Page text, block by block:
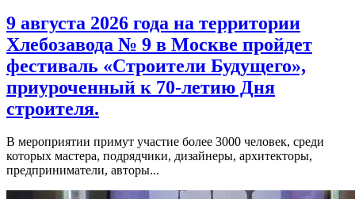
9 августа 2026 года на территории
Хлебозавода № 9 в Москве пройдет
фестиваль «Строители Будущего»,
приуроченный к 70-летию Дня
строителя.
В мероприятии примут участие более 3000 человек, среди
которых мастера, подрядчики, дизайнеры, архитекторы,
предприниматели, авторы...